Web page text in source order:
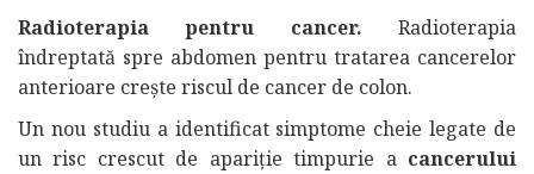
Radioterapia pentru cancer. Radioterapia
îndreptată spre abdomen pentru tratarea cancerelor
anterioare crește riscul de cancer de colon.
Un nou studiu a identificat simptome cheie legate de
un risc crescut de apariție timpurie a cancerului